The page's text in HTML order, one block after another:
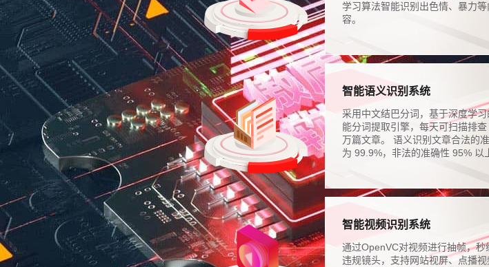
学习算法智能识别出色情、暴力等
容。
智能语义识别系统
采用中文结巴分词，基于深度学习
能分词提取引擎，每天可扫描排
万篇文章。 语义识别文章合法的
为 99.9%，非法的准确性 95% 以
智能视频识别系统
通过OpenVC对视频进行抽帧，秒
违规镜头，支持网站视屏、点播视